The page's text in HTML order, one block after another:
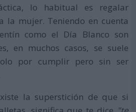
lo habitual es regalar
la mujer. Teniendo en cuenta
como el Día Blanco son
en muchos casos, se suele
por cumplir pero sin ser
la superstición de que si